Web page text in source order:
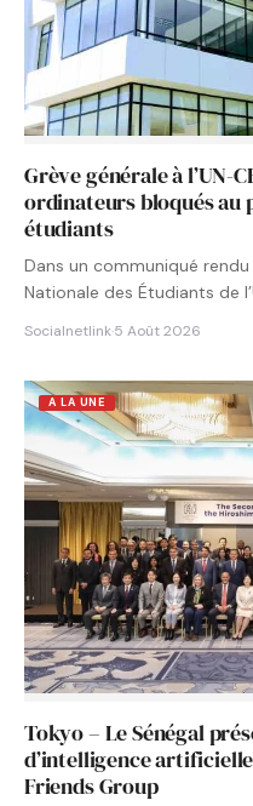
Grève générale à l’UN-
ordinateurs bloqués au
étudiants
Dans un communiqué
Nationale des Étudiants de
Socialnetlink·5 Août 2026
A LA UNE
Tokyo – Le Sénégal
d’intelligence
Friends Group